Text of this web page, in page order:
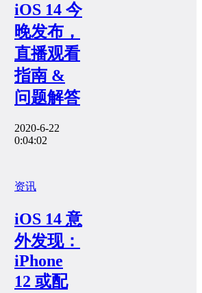
iOS 14 今
晚发布，
直播观看
指南 &
问题解答
2020-6-22
0:04:02
资讯
iOS 14 意
外发现：
iPhone
12 或配